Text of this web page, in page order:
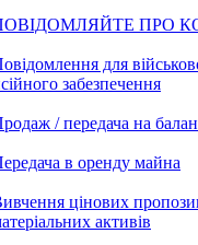
ПРО
для
забезпечення
/ передача на
в оренду майна
цінових
активів